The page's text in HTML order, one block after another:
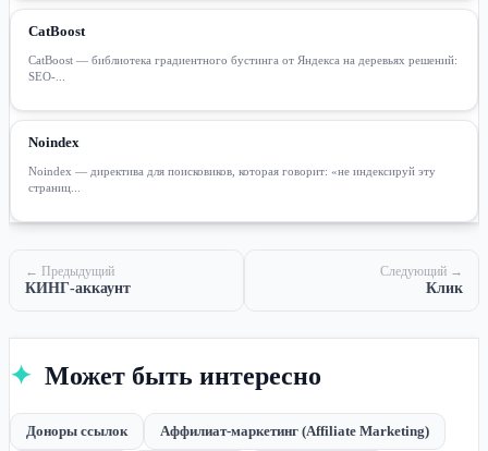
CatBoost
CatBoost — библиотека градиентного бустинга от Яндекса на деревьях решений:
SEO-...
Noindex
Noindex — директива для поисковиков, которая говорит: «не индексируй эту
страниц...
← Предыдущий
КИНГ-аккаунт
Следующий →
Клик
✦ Может быть интересно
Доноры ссылок Аффилиат-маркетинг (Affiliate Marketing)